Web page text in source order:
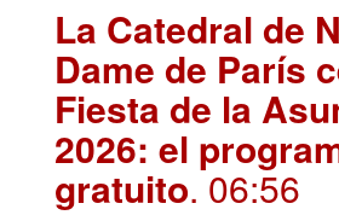
La Catedral de
Dame de París
Fiesta de la
2026: el
gratuito. 06:56